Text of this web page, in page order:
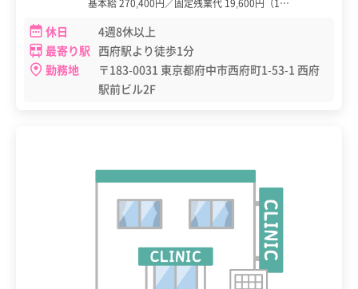
基本給 270,400円／固定残業代 19,600円（1…
休日
4週8休以上
最寄り駅 西府駅より徒歩1分
勤務地
〒183-0031 東京都府中市西府町1-53-1 西府
駅前ビル2F